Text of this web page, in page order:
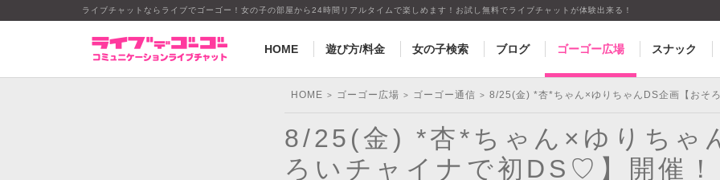
ライブチャットならライブでゴーゴー！女の子の部屋から24時間リアルタイムで楽しめます！お試し無料でライブチャットが体験出来る！
HOME 遊び方/料金 女の子検索 ブログ ゴーゴー広場 スナック
HOME > ゴーゴー広場 > ゴーゴー通信 > 8/25(金) *杏*ちゃん×ゆりちゃんDS企画【おそ
8/25(金) *杏*ちゃん×ゆりちゃ
ろいチャイナで初DS♡】開催！